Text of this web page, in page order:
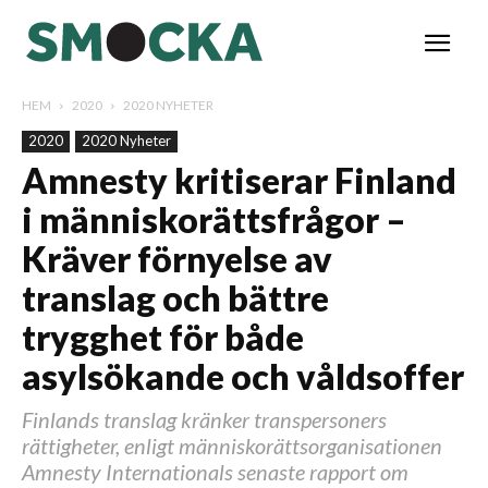
HEM 2020 2020 NYHETER
2020 2020 Nyheter
Amnesty kritiserar Finland
i människorättsfrågor –
Kräver förnyelse av
translag och bättre
trygghet för både
asylsökande och våldsoffer
Finlands translag kränker transpersoners
rättigheter, enligt människorättsorganisationen
Amnesty Internationals senaste rapport om